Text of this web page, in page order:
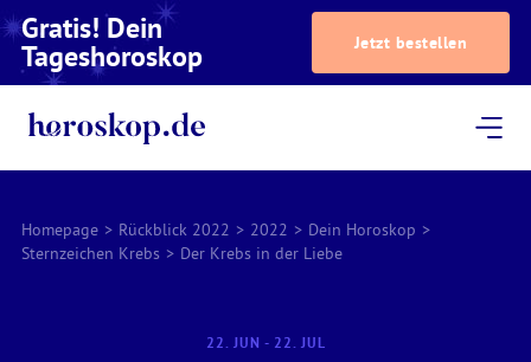
Gratis! Dein
Tageshoroskop Jetzt bestellen
Homepage > Rückblick 2022 > 2022 > Dein Horoskop >
Sternzeichen Krebs > Der Krebs in der Liebe
22. JUN - 22. JUL